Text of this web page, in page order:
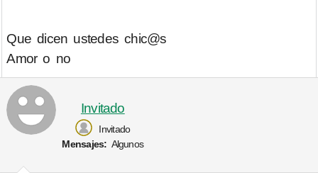
Que dicen ustedes chic@s
Amor o no
Invitado
Invitado
Mensajes: Algunos